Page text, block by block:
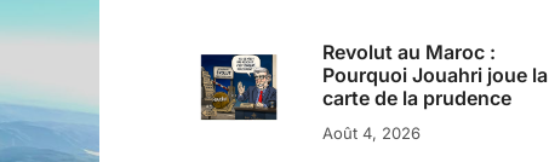
Revolut au Maroc :
Pourquoi Jouahri joue la
carte de la prudence
Août 4, 2026